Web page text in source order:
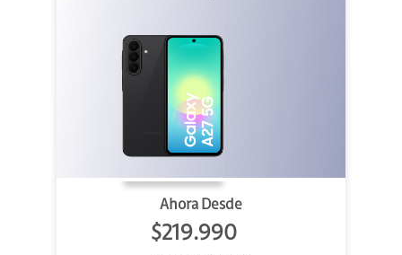
Ahora Desde
$219.990